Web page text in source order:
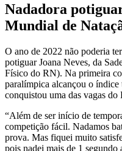
Nadadora
Mundial de
O ano de 2022 não poderia
potiguar Joana Neves, da
Físico do RN). Na primeira
paralímpica alcançou o
conquistou uma das vagas
“Além de ser início de
competição fácil. Nadamos
prova. Mas fiquei muito
pois nadei mais de 1